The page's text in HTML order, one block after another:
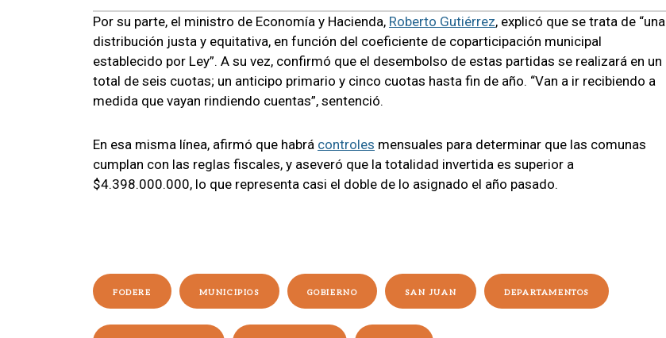
Por su parte, el ministro de Economía y Hacienda, Roberto Gutiérrez, explicó que se trata de “una
distribución justa y equitativa, en función del coeficiente de coparticipación municipal
establecido por Ley”. A su vez, confirmó que el desembolso de estas partidas se realizará en un
total de seis cuotas; un anticipo primario y cinco cuotas hasta fin de año. “Van a ir recibiendo a
medida que vayan rindiendo cuentas”, sentenció.
En esa misma línea, afirmó que habrá controles mensuales para determinar que las comunas
cumplan con las reglas fiscales, y aseveró que la totalidad invertida es superior a
$4.398.000.000, lo que representa casi el doble de lo asignado el año pasado.
FODERE MUNICIPIOS GOBIERNO SAN JUAN DEPARTAMENTOS